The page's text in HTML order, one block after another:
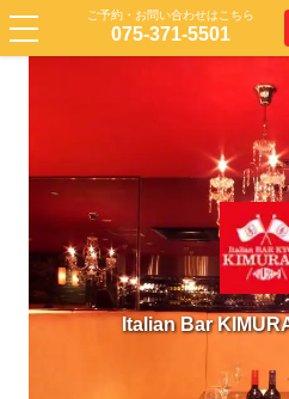
ご予約・お問い合わせはこちら
075-371-5501
Italian Bar